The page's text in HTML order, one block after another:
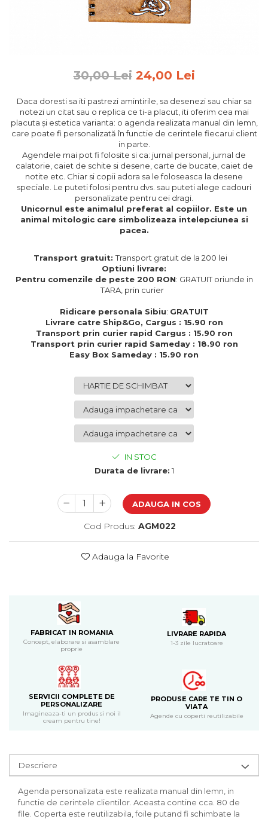
Felicitari din lemn
Felicitari pentru cei dragi
Felicitari cu model
Rame foto din lemn
Camion din lemn
Aromaterapie
Papioane din lemn
Decoratiuni pentru casa
piele naturala
Cadouri de Paste
Produse personalizate pentru
nunti si botezuri
Martisoare
Cadouri personalizate pentru
Cadouri pentru parinti
Cadouri pentru EA
Cadouri pentru EL
Cadouri pentru iubit
Cadouri pentru iubita
Cadouri pentru bunici
Cadouri personalizate pentru nasi
Bijuterii
30,00 Lei 24,00 Lei
Daca doresti sa iti pastrezi amintirile, sa desenezi sau chiar sa
notezi un citat sau o replica ce ti-a placut, iti oferim cea mai
placuta și estetica varianta: o agenda realizata manual din lemn,
care poate fi personalizată în functie de cerintele fiecarui client
in parte.
Agendele mai pot fi folosite si ca: jurnal personal, jurnal de
calatorie, caiet de schite si desene, carte de bucate, caiet de
notite etc. Chiar si copii adora sa le foloseasca la desene
speciale. Le puteti folosi pentru dvs. sau puteti alege cadouri
personalizate pentru cei dragi.
Unicornul este animalul preferat al copiilor. Este un
animal mitologic care simbolizeaza intelepciunea si
pacea.
Transport gratuit:Transport gratuit de la 200 lei
Optiuni livrare:
Pentru comenzile de peste 200 RON: GRATUIT oriunde in
TARA, prin curier
Ridicare personala Sibiu: GRATUIT
Livrare catre Ship&Go, Cargus : 15.90 ron
Transport prin curier rapid Cargus : 15.90 ron
Transport prin curier rapid Sameday : 18.90 ron
Easy Box Sameday : 15.90 ron
IN STOC
Durata de livrare: 1
ADAUGA IN COS
Cod Produs: AGM022
Adauga la Favorite
FABRICAT IN ROMANIA
Concept, elaborare si asamblare
proprie
LIVRARE RAPIDA
1-3 zile lucratoare
SERVICII COMPLETE DE
PERSONALIZARE
Imagineaza-ti un produs si noi il
cream pentru tine!
PRODUSE CARE TE TIN O
VIATA
Agende cu coperti reutilizabile
Descriere
Agenda personalizata este realizata manual din lemn, in
functie de cerintele clientilor. Aceasta contine cca. 80 de
file. Coperta este reutilizabila, foile putand fi schimbate la